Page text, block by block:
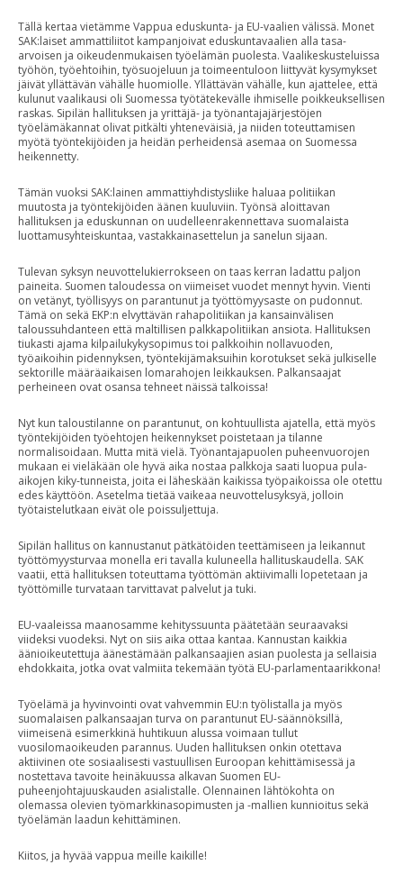
Tällä kertaa vietämme Vappua eduskunta- ja EU-vaalien välissä. Monet
SAK:laiset ammattiliitot kampanjoivat eduskuntavaalien alla tasa-
arvoisen ja oikeudenmukaisen työelämän puolesta. Vaalikeskusteluissa
työhön, työehtoihin, työsuojeluun ja toimeentuloon liittyvät kysymykset
jäivät yllättävän vähälle huomiolle. Yllättävän vähälle, kun ajattelee, että
kulunut vaalikausi oli Suomessa työtätekevälle ihmiselle poikkeuksellisen
raskas. Sipilän hallituksen ja yrittäjä- ja työnantajajärjestöjen
työelämäkannat olivat pitkälti yhteneväisiä, ja niiden toteuttamisen
myötä työntekijöiden ja heidän perheidensä asemaa on Suomessa
heikennetty.
Tämän vuoksi SAK:lainen ammattiyhdistysliike haluaa politiikan
muutosta ja työntekijöiden äänen kuuluviin. Työnsä aloittavan
hallituksen ja eduskunnan on uudelleenrakennettava suomalaista
luottamusyhteiskuntaa, vastakkainasettelun ja sanelun sijaan.
Tulevan syksyn neuvottelukierrokseen on taas kerran ladattu paljon
paineita. Suomen taloudessa on viimeiset vuodet mennyt hyvin. Vienti
on vetänyt, työllisyys on parantunut ja työttömyysaste on pudonnut.
Tämä on sekä EKP:n elvyttävän rahapolitiikan ja kansainvälisen
taloussuhdanteen että maltillisen palkkapolitiikan ansiota. Hallituksen
tiukasti ajama kilpailukykysopimus toi palkkoihin nollavuoden,
työaikoihin pidennyksen, työntekijämaksuihin korotukset sekä julkiselle
sektorille määräaikaisen lomarahojen leikkauksen. Palkansaajat
perheineen ovat osansa tehneet näissä talkoissa!
Nyt kun taloustilanne on parantunut, on kohtuullista ajatella, että myös
työntekijöiden työehtojen heikennykset poistetaan ja tilanne
normalisoidaan. Mutta mitä vielä. Työnantajapuolen puheenvuorojen
mukaan ei vieläkään ole hyvä aika nostaa palkkoja saati luopua pula-
aikojen kiky-tunneista, joita ei läheskään kaikissa työpaikoissa ole otettu
edes käyttöön. Asetelma tietää vaikeaa neuvottelusyksyä, jolloin
työtaistelutkaan eivät ole poissuljettuja.
Sipilän hallitus on kannustanut pätkätöiden teettämiseen ja leikannut
työttömyysturvaa monella eri tavalla kuluneella hallituskaudella. SAK
vaatii, että hallituksen toteuttama työttömän aktiivimalli lopetetaan ja
työttömille turvataan tarvittavat palvelut ja tuki.
EU-vaaleissa maanosamme kehityssuunta päätetään seuraavaksi
viideksi vuodeksi. Nyt on siis aika ottaa kantaa. Kannustan kaikkia
äänioikeutettuja äänestämään palkansaajien asian puolesta ja sellaisia
ehdokkaita, jotka ovat valmiita tekemään työtä EU-parlamentaarikkona!
Työelämä ja hyvinvointi ovat vahvemmin EU:n työlistalla ja myös
suomalaisen palkansaajan turva on parantunut EU-säännöksillä,
viimeisenä esimerkkinä huhtikuun alussa voimaan tullut
vuosilomaoikeuden parannus. Uuden hallituksen onkin otettava
aktiivinen ote sosiaalisesti vastuullisen Euroopan kehittämisessä ja
nostettava tavoite heinäkuussa alkavan Suomen EU-
puheenjohtajuuskauden asialistalle. Olennainen lähtökohta on
olemassa olevien työmarkkinasopimusten ja -mallien kunnioitus sekä
työelämän laadun kehittäminen.
Kiitos, ja hyvää vappua meille kaikille!